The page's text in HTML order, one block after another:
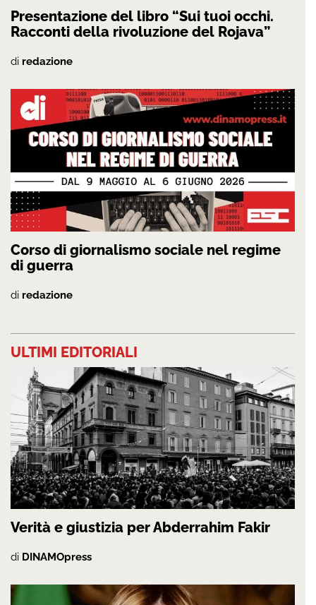
Presentazione del libro “Sui tuoi occhi.
Racconti della rivoluzione del Rojava”
di redazione
Corso di giornalismo sociale nel regime
di guerra
di redazione
ULTIMI EDITORIALI
Verità e giustizia per Abderrahim Fakir
di DINAMOpress